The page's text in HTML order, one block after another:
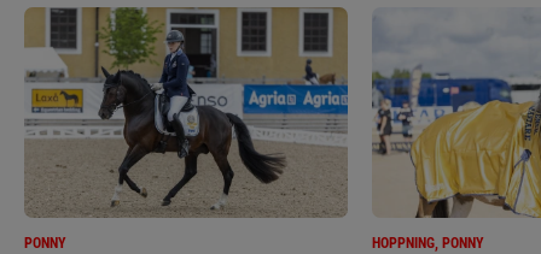
PONNY HOPPNING, PONNY